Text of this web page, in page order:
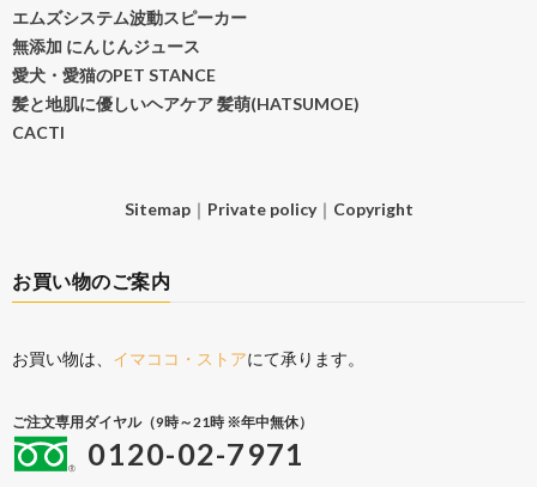
エムズシステム波動スピーカー
無添加 にんじんジュース
愛犬・愛猫のPET STANCE
髪と地肌に優しいヘアケア 髪萌(HATSUMOE)
CACTI
Sitemap｜ Private policy｜ Copyright
お買い物のご案内
お買い物は、 イマココ・ストアにて承ります。
ご注文専用ダイヤル（9時～21時 ※年中無休）
0120-02-7971